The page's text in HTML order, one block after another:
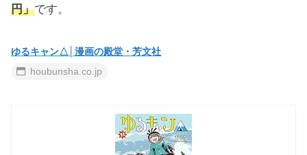
円」です。
ゆるキャン△│漫画の殿堂・芳文社
houbunsha.co.jp